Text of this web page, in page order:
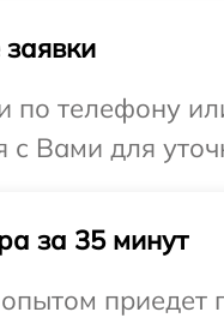
по телефону
с Вами для
за 35 минут
приедет